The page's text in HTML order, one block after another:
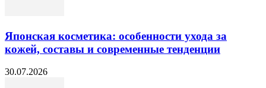
Японская косметика: особенности ухода за
кожей, составы и современные тенденции
30.07.2026